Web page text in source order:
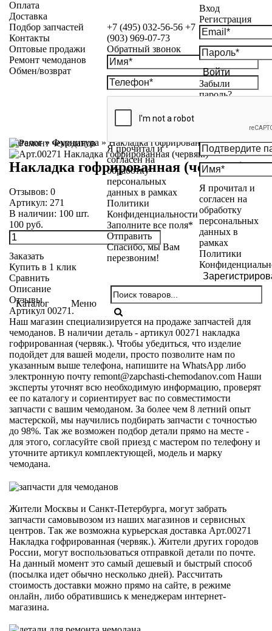
+7 (495) 032-56-56 +7
(903) 969-07-73
Обратный звонок
Я прочитал и
согласен на
обработку
персональных
данных в рамках
Политики
Конфиденциальности
Заполните все поля*
Отправить
Спасибо, мы Вам
перезвоним!
Вход
Регистрация
Войти
Забыли
пароль?
Я прочитал и
согласен на
обработку
персональных
данных в
рамках
Политики
Каталог Меню
Оплата
Доставка
Подбор запчастей
Контакты
Оптовые продажи
Ремонт чемоданов
Обмен/возврат
Каталог»Фурнитура »Накладка гофрированная (червяк.)
Накладка гофрированная (червяк.)
Отзывов: 0
Артикул: 271
В наличии: 100 шт.
100 руб.
Заказать
Купить в 1 клик
Сравнить
Описание
Отзывы
Артикул 00271.
Наш магазин специализируется на продаже запчастей для
чемоданов. В наличии деталь - артикул 00271 накладка
гофрированная (червяк.). Чтобы убедиться, что изделие
подойдет для вашей модели, просто позволите нам по
указанным выше телефона, напишите на WhatsApp либо
электронную почту remont@zapchasti-chemodanov.com Наши
эксперты уточнят всю необходимую информацию, проверят
ее по каталогу и сориентирует вас по совместимости
запчасти с вашим чемоданом. За более чем 8 летний опыт
мастерской, мы научились подбирать запчасти с точностью
до 98%. Так же возможен подбор детали прямо на месте -
для этого, согласуйте свой приезд с мастером по телефону и
уточните артикул комплектующей, модель и марку
чемодана.
Жители Москвы и Санкт-Петербурга, могут забрать
запчасти самовывозом из наших магазинов и сервисных
центров. Так же возможна курьерская доставка Арт.00271
Накладка гофрированная (червяк.). Жители других городов
России, могут воспользоваться отправкой детали по почте.
На данный момент это самый дешевый и быстрый способ
(посылка идет обычно несколько дней). Рассчитать
стоимость доставки можно прямо на сайте, в режиме
онлайн, либо обратившись к менеджерам интернет-
магазина.